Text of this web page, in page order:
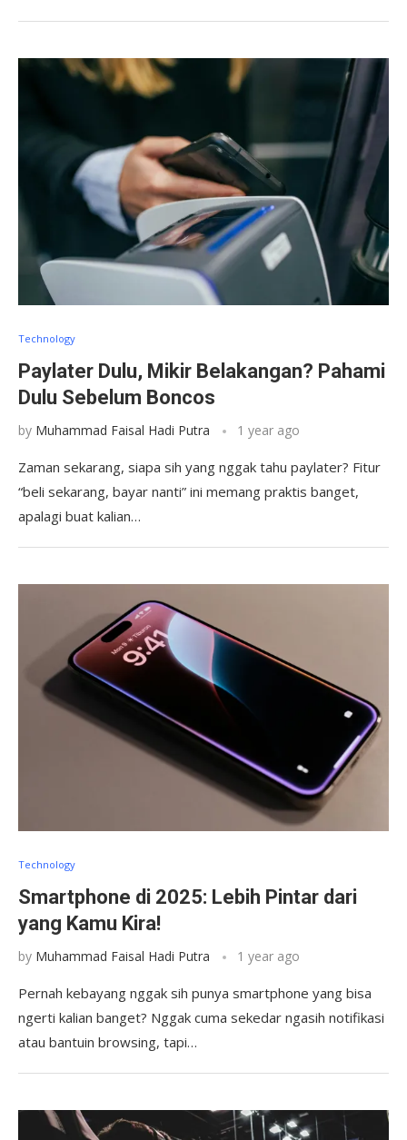
Technology
Paylater Dulu, Mikir Belakangan? Pahami
Dulu Sebelum Boncos
by Muhammad Faisal Hadi Putra 1 year ago
Zaman sekarang, siapa sih yang nggak tahu paylater? Fitur
“beli sekarang, bayar nanti” ini memang praktis banget,
apalagi buat kalian…
Technology
Smartphone di 2025: Lebih Pintar dari
yang Kamu Kira!
by Muhammad Faisal Hadi Putra 1 year ago
Pernah kebayang nggak sih punya smartphone yang bisa
ngerti kalian banget? Nggak cuma sekedar ngasih notifikasi
atau bantuin browsing, tapi…